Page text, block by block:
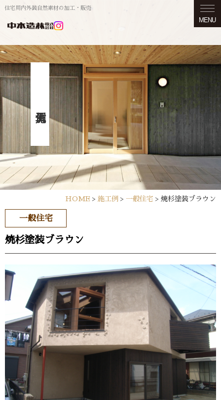
住宅用内外装自然素材の加工・販売
MENU
HOME > 施工例 > 一般住宅 > 焼杉塗装ブラウン
一般住宅
焼杉塗装ブラウン